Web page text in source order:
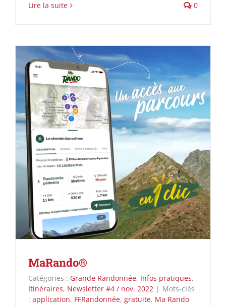
Lire la suite 0
MaRando®
Catégories : Grande Randonnée, Infos pratiques,
Itinéraires, Newsletter #4 / nov. 2022 | Mots-clés
: application, FFRandonnée, gratuite, Ma Rando